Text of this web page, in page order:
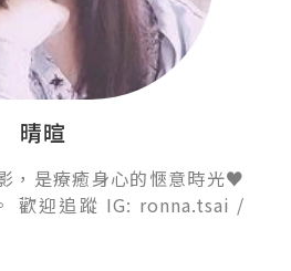
晴暄
，是療癒身心的愜意時光♥
歡迎追蹤 IG: ronna.tsai /